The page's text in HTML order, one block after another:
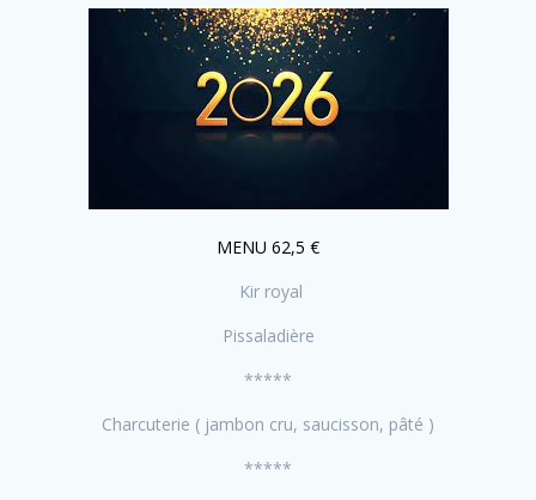
MENU 62,5 €
Kir royal
Pissaladière
*****
Charcuterie ( jambon cru, saucisson, pâté )
*****